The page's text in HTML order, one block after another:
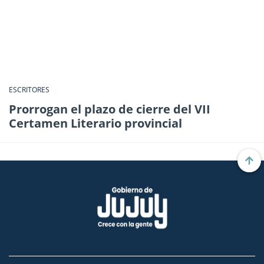
ESCRITORES
Prorrogan el plazo de cierre del VII
Certamen Literario provincial